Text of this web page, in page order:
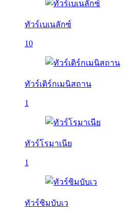
ทัวร์เบเนลักซ์
10
ทัวร์เติร์กเมนิสถาน
1
ทัวร์โรมาเนีย
1
ทัวร์ซิมบับเว